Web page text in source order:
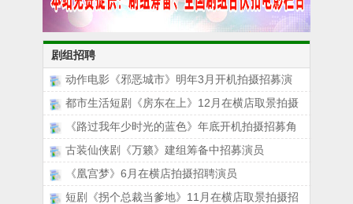
剧组招聘
动作电影《邪恶城市》明年3月开机拍摄招募演
都市生活短剧《房东在上》12月在横店取景拍摄
《路过我年少时光的蓝色》年底开机拍摄招募角
古装仙侠剧《万籁》建组筹备中招募演员
《凰宫梦》6月在横店拍摄招聘演员
短剧《拐个总裁当爹地》11月在横店取景拍摄招